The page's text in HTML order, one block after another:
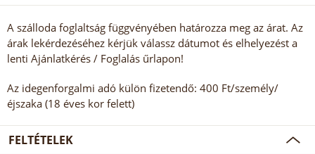
A szálloda foglaltság függvényében határozza meg az árat. Az
árak lekérdezéséhez kérjük válassz dátumot és elhelyezést a
lenti Ajánlatkérés / Foglalás űrlapon!
Az idegenforgalmi adó külön fizetendő: 400 Ft/személy/
éjszaka (18 éves kor felett)
FELTÉTELEK